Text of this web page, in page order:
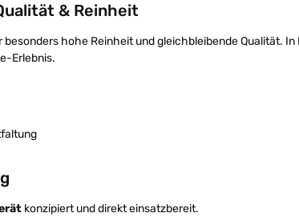
& Reinheit
hohe Reinheit und gleichbleibende Qualität.
Erlebnis.
konzipiert und direkt einsatzbereit.